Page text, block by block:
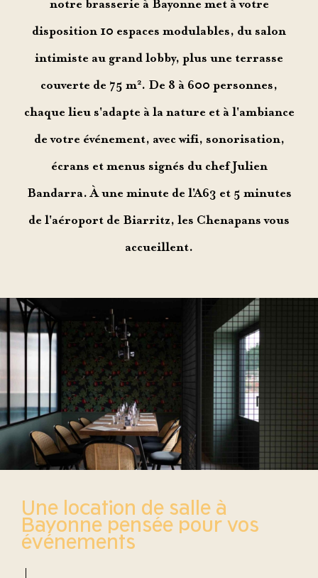
notre brasserie à Bayonne met à votre
disposition 10 espaces modulables, du salon
intimiste au grand lobby, plus une terrasse
couverte de 75 m². De 8 à 600 personnes,
chaque lieu s'adapte à la nature et à l'ambiance
de votre événement, avec wifi, sonorisation,
écrans et menus signés du chef Julien
Bandarra. À une minute de l'A63 et 5 minutes
de l'aéroport de Biarritz, les Chenapans vous
accueillent.
Une location de salle à
Bayonne pensée pour vos
événements